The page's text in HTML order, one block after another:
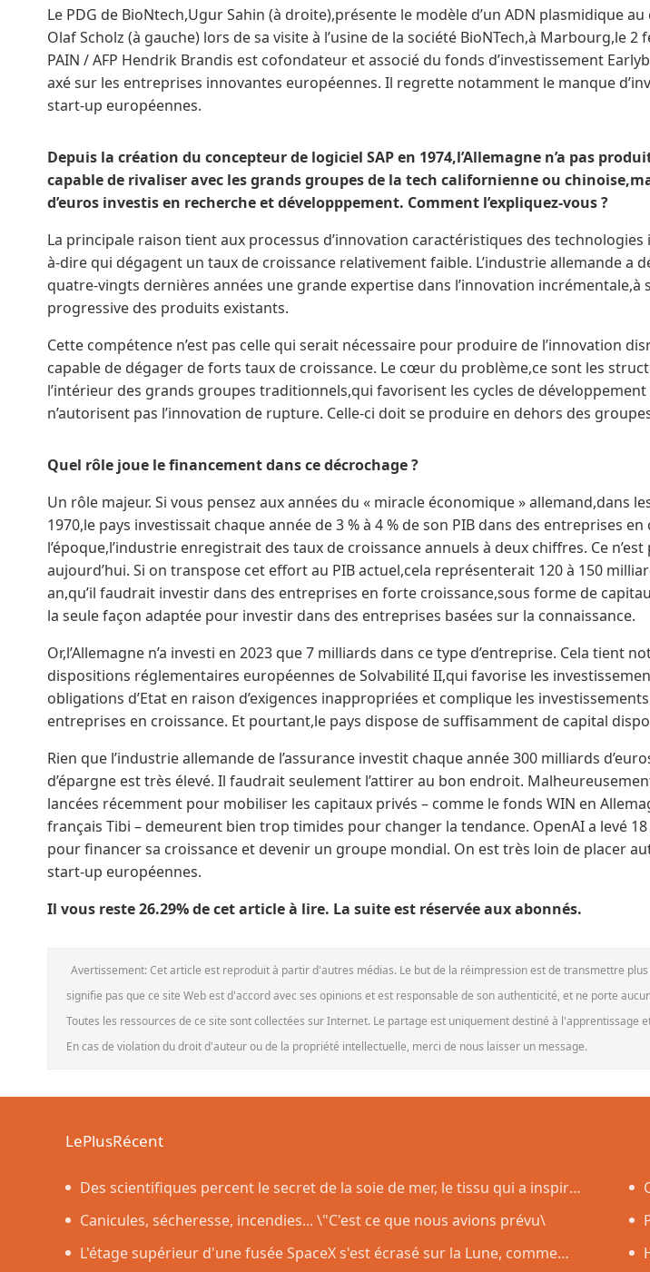
Le PDG de BioNtech,Ugur Sahin (à droite),présente le modèle d’un ADN plasmidique
Olaf Scholz (à gauche) lors de sa visite à l’usine de la société BioNTech,à Marbourg,le 2
PAIN / AFP Hendrik Brandis est cofondateur et associé du fonds d’investissement
axé sur les entreprises innovantes européennes. Il regrette notamment le manque
start-up européennes.
Depuis la création du concepteur de logiciel SAP en 1974,l’Allemagne n’a pas
capable de rivaliser avec les grands groupes de la tech californienne ou
d’euros investis en recherche et développpement. Comment l’expliquez-vous ?
La principale raison tient aux processus d’innovation caractéristiques des technologies
à-dire qui dégagent un taux de croissance relativement faible. L’industrie allemande a
quatre-vingts dernières années une grande expertise dans l’innovation incrémentale,à
progressive des produits existants.
Cette compétence n’est pas celle qui serait nécessaire pour produire de l’innovation
capable de dégager de forts taux de croissance. Le cœur du problème,ce sont les
l’intérieur des grands groupes traditionnels,qui favorisent les cycles de développement
n’autorisent pas l’innovation de rupture. Celle-ci doit se produire en dehors des
Quel rôle joue le financement dans ce décrochage ?
Un rôle majeur. Si vous pensez aux années du « miracle économique » allemand,dans
1970,le pays investissait chaque année de 3 % à 4 % de son PIB dans des entreprises en
l’époque,l’industrie enregistrait des taux de croissance annuels à deux chiffres. Ce n’est
aujourd’hui. Si on transpose cet effort au PIB actuel,cela représenterait 120 à 150
an,qu’il faudrait investir dans des entreprises en forte croissance,sous forme de
la seule façon adaptée pour investir dans des entreprises basées sur la connaissance.
Or,l’Allemagne n’a investi en 2023 que 7 milliards dans ce type d’entreprise. Cela tient
dispositions réglementaires européennes de Solvabilité II,qui favorise les
obligations d’Etat en raison d’exigences inappropriées et complique les
entreprises en croissance. Et pourtant,le pays dispose de suffisamment de capital
Rien que l’industrie allemande de l’assurance investit chaque année 300 milliards
d’épargne est très élevé. Il faudrait seulement l’attirer au bon endroit.
lancées récemment pour mobiliser les capitaux privés – comme le fonds WIN en
français Tibi – demeurent bien trop timides pour changer la tendance. OpenAI a levé
pour financer sa croissance et devenir un groupe mondial. On est très loin de placer
start-up européennes.
Il vous reste 26.29% de cet article à lire. La suite est réservée aux abonnés.
Avertissement: Cet article est reproduit à partir d'autres médias. Le but de la réimpression est de transmettre
signifie pas que ce site Web est d'accord avec ses opinions et est responsable de son authenticité, et ne porte
Toutes les ressources de ce site sont collectées sur Internet. Le partage est uniquement destiné à l'apprentissage
En cas de violation du droit d'auteur ou de la propriété intellectuelle, merci de nous laisser un message.
LePlusRécent
Des scientifiques percent le secret de la soie de mer, le tissu qui a inspiré
la légende de la toison d'or
Canicules, sécheresse, incendies... \"C'est ce que nous avions prévu\
L'étage supérieur d'une fusée SpaceX s'est écrasé sur la Lune, comme